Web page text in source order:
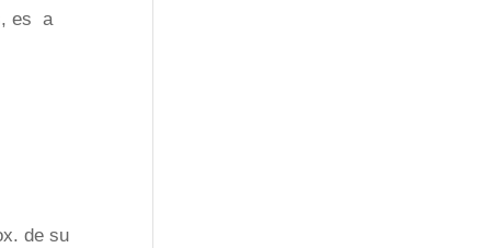
es a
de su